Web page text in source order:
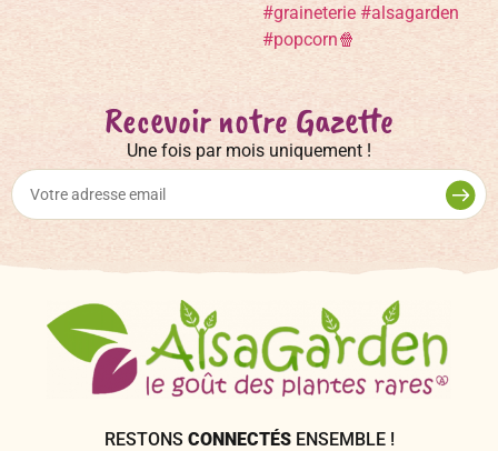
Recevoir notre Gazette
Une fois par mois uniquement !
RESTONS CONNECTÉS ENSEMBLE !